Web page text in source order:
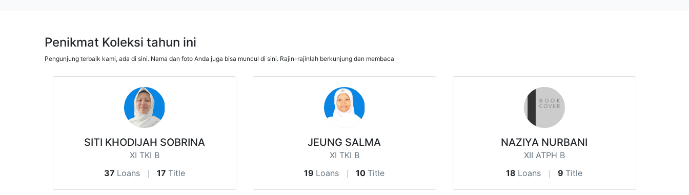
Penikmat Koleksi tahun ini
Pengunjung terbaik kami, ada di sini. Nama dan foto Anda juga bisa muncul di sini. Rajin-rajinlah berkunjung dan membaca
SITI KHODIJAH SOBRINA
XI TKI B
37 Loans 17 Title
JEUNG SALMA
XI TKI B
19 Loans 10 Title
NAZIYA NURBANI
XII ATPH B
18 Loans 9 Title